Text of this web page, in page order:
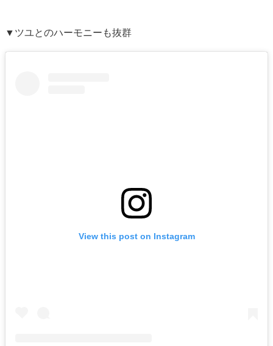
▼ツユとのハーモニーも抜群
View this post on Instagram